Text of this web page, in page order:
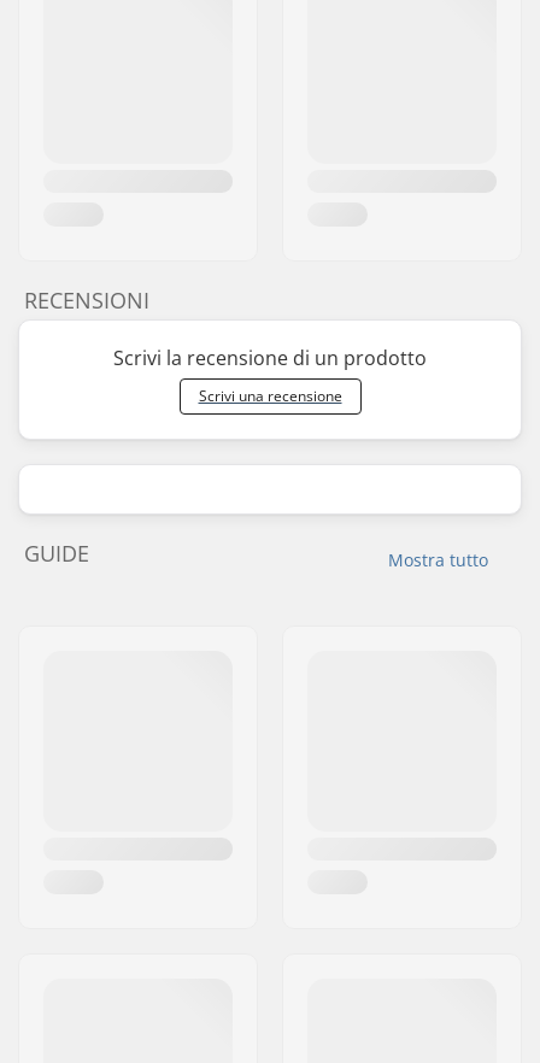
RECENSIONI
Scrivi la recensione di un prodotto
Scrivi una recensione
Mostra tutto
GUIDE